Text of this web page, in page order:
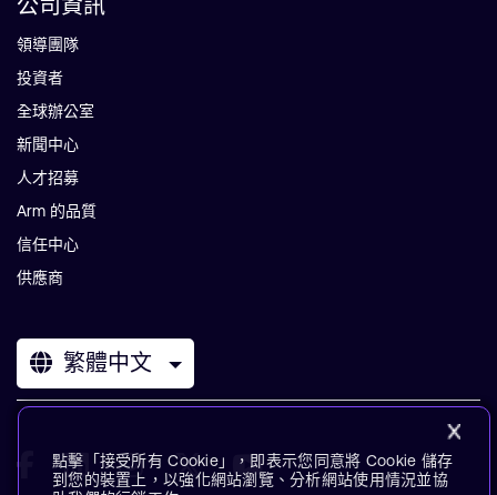
領導團隊
投資者
全球辦公室
新聞中心
人才招募
Arm 的品質
信任中心
供應商
繁體中文
點擊「接受所有 Cookie」，即表示您同意將 Cookie 儲存
到您的裝置上，以強化網站瀏覽、分析網站使用情況並協